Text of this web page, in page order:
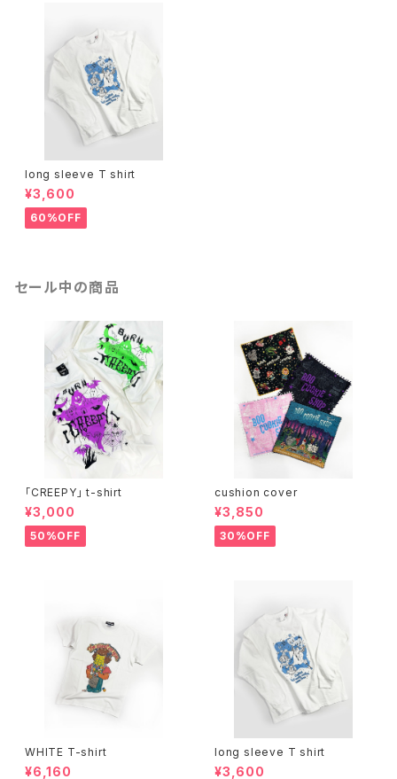
long sleeve T shirt
¥3,600
60%OFF
セール中の商品
「CREEPY」 t-shirt
¥3,000
50%OFF
cushion cover
¥3,850
30%OFF
WHITE T-shirt
¥6,160
long sleeve T shirt
¥3,600